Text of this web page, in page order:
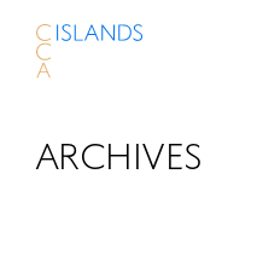
ABOUT
ARCHIVES